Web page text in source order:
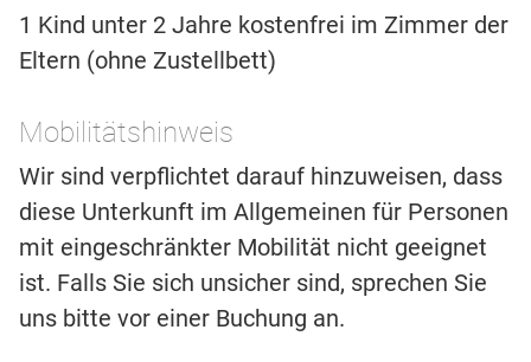
1 Kind unter 2 Jahre kostenfrei im Zimmer der
Eltern (ohne Zustellbett)
Mobilitätshinweis
Wir sind verpflichtet darauf hinzuweisen, dass
diese Unterkunft im Allgemeinen für Personen
mit eingeschränkter Mobilität nicht geeignet
ist. Falls Sie sich unsicher sind, sprechen Sie
uns bitte vor einer Buchung an.